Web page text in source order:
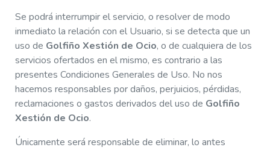
Se podrá interrumpir el servicio, o resolver de modo
inmediato la relación con el Usuario, si se detecta que un
uso de Golfiño Xestión de Ocio, o de cualquiera de los
servicios ofertados en el mismo, es contrario a las
presentes Condiciones Generales de Uso. No nos
hacemos responsables por daños, perjuicios, pérdidas,
reclamaciones o gastos derivados del uso de Golfiño
Xestión de Ocio.
Únicamente será responsable de eliminar, lo antes